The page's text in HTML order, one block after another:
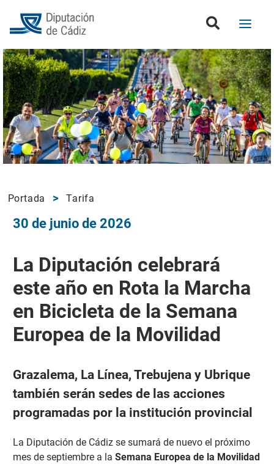
Portada Tarifa
30 de junio de 2026
La Diputación celebrará
este año en Rota la Marcha
en Bicicleta de la Semana
Europea de la Movilidad
Grazalema, La Línea, Trebujena y Ubrique
también serán sedes de las acciones
programadas por la institución provincial
La Diputación de Cádiz se sumará de nuevo el próximo
mes de septiembre a la Semana Europea de la Movilidad